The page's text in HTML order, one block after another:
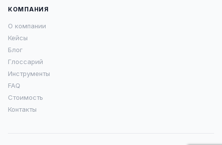
КОМПАНИЯ
О компании
Кейсы
Блог
Глоссарий
Инструменты
FAQ
Стоимость
Контакты